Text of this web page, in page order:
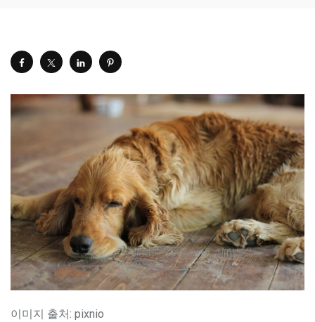
이미지 출처: pixnio